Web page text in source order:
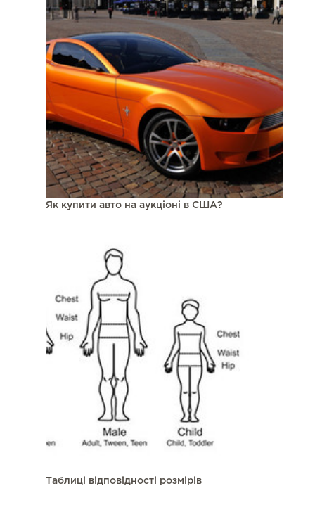
Як купити авто на аукціоні в США?
Таблиці відповідності розмірів